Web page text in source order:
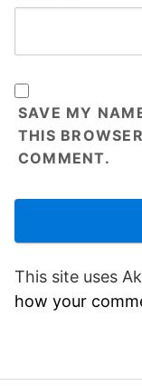
SAVE MY
THIS
COMMENT.
This site uses
how your